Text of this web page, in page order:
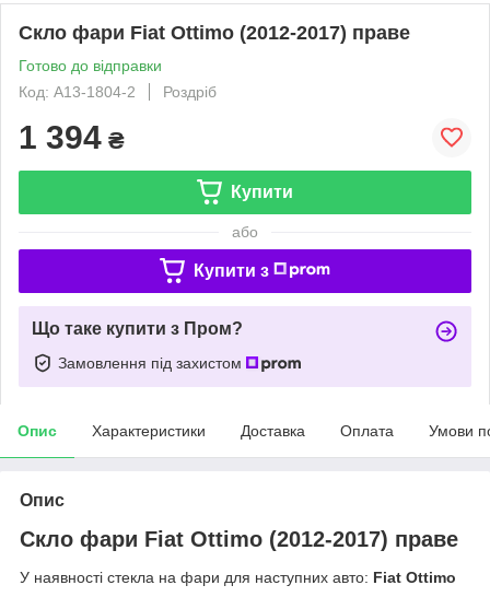
Скло фари Fiat Ottimo (2012-2017) праве
Готово до відправки
Код: A13-1804-2
Роздріб
1 394 ₴
Купити
або
Купити з
Що таке купити з Пром?
Замовлення під захистом
Опис Характеристики Доставка Оплата Умови
Опис
Скло фари Fiat Ottimo (2012-2017) праве
У наявності стекла на фари для наступних авто: Fiat Ottimo